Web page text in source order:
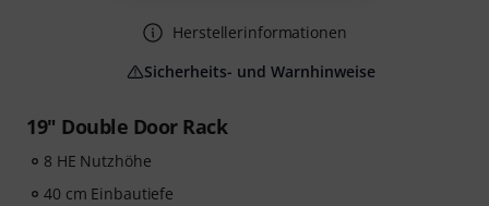
19" Double Door Rack
8 HE Nutzhöhe
40 cm Einbautiefe
Herstellerinformationen
Sicherheits- und Warnhinweise